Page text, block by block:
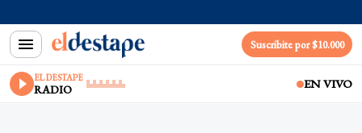
Suscribite por $10.000
EL DESTAPE
RADIO EN VIVO